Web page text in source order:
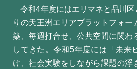
令和4年度にはエリマネと品川区
りの天王洲エリアプラットフォー
築、毎週打合せ、公共空間に関わ
してきた。令和5年度には「未来
け、社会実験をしながら課題の浮